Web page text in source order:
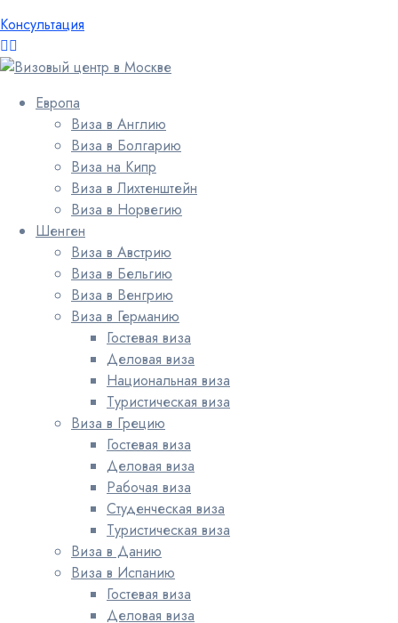
Консультация
Европа
Виза в Англию
Виза в Болгарию
Виза на Кипр
Виза в Лихтенштейн
Виза в Норвегию
Шенген
Виза в Австрию
Виза в Бельгию
Виза в Венгрию
Виза в Германию
Гостевая виза
Деловая виза
Национальная виза
Туристическая виза
Виза в Грецию
Гостевая виза
Деловая виза
Рабочая виза
Студенческая виза
Туристическая виза
Виза в Данию
Виза в Испанию
Гостевая виза
Деловая виза